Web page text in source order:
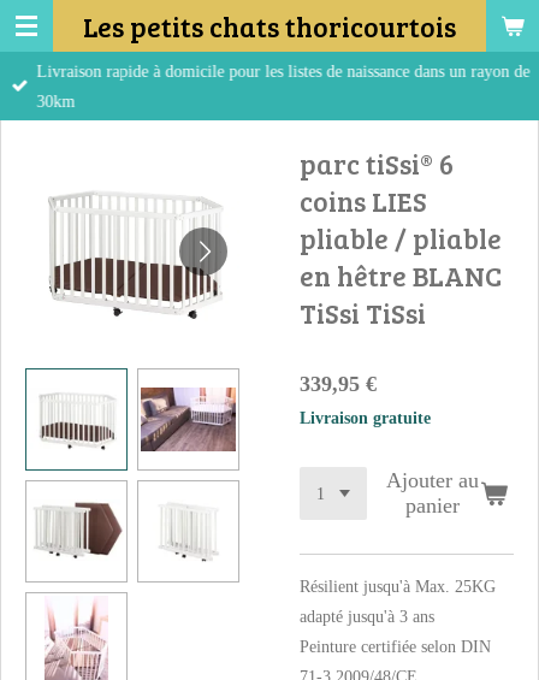
Passer
au
contenu
Les petits chats thoricourtois
Livraison rapide à domicile pour les listes de naissance dans un rayon de
30km
parc tiSsi® 6
coins LIES
pliable / pliable
en hêtre BLANC
TiSsi TiSsi
339,95 €
Livraison gratuite
Ajouter au
panier
Résilient jusqu'à Max. 25KG
adapté jusqu'à 3 ans
Peinture certifiée selon DIN